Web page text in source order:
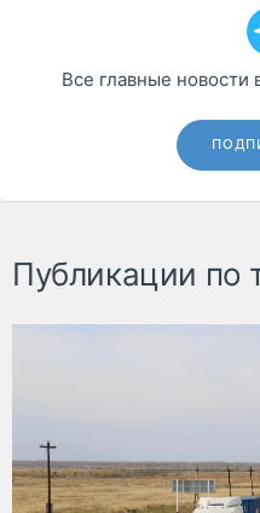
Все главные новости
Публикации по